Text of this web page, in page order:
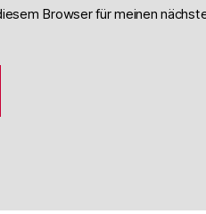
Browser für meinen